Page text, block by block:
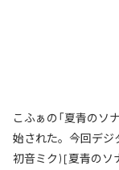
こふぁの「夏青のソ
始された。今回デジ
初音ミク) [夏青のソ